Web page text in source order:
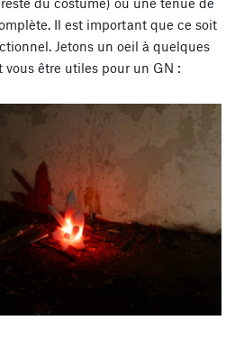
Il est important que ce soit
Jetons un oeil à quelques
être utiles pour un GN :